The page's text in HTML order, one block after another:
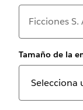
Tamaño de la